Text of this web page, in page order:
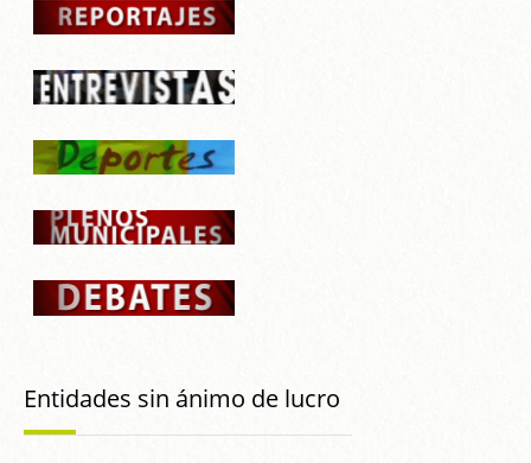
Entidades sin ánimo de lucro